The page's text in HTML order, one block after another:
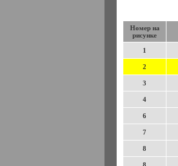
Номер на
рисунке
1
2
3
4
6
7
8